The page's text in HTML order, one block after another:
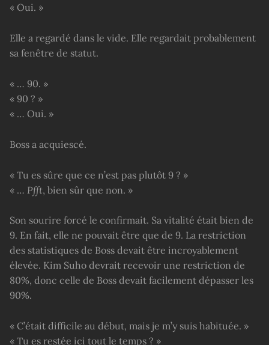
« Oui. »
Elle a regardé dans le vide. Elle regardait probablement
sa fenêtre de statut.
« … 90. »
« 90 ? »
« … Oui. »
Boss a acquiescé.
« Tu es sûre que ce n’est pas plutôt 9 ? »
« … Pfft, bien sûr que non. »
Son sourire forcé le confirmait. Sa vitalité était bien de
9. En fait, elle ne pouvait être que de 9. La restriction
des statistiques de Boss devait être incroyablement
élevée. Kim Suho devrait recevoir une restriction de
80%, donc celle de Boss devait facilement dépasser les
90%.
« C’était difficile au début, mais je m’y suis habituée. »
« Tu es restée ici tout le temps ? »